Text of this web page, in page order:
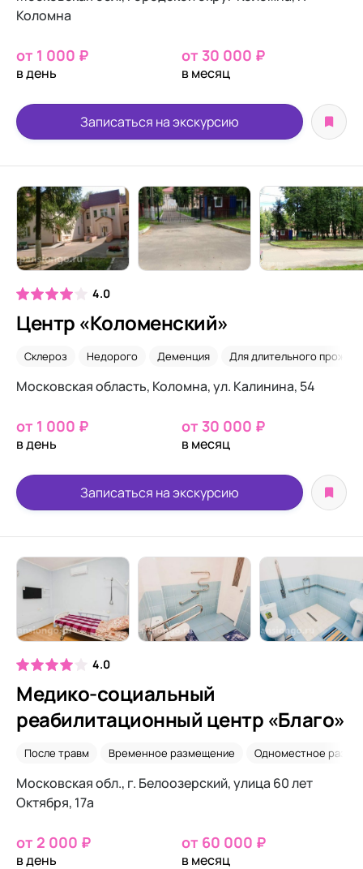
Коломна
от 1 000 ₽
в день
от 30 000 ₽
в месяц
Записаться на экскурсию
4.0
Центр «Коломенский»
Склероз Недорого Деменция Для длительного
Московская область​, Коломна, ул. Калинина, 54​
от 1 000 ₽
в день
от 30 000 ₽
в месяц
Записаться на экскурсию
4.0
Медико-социальный
реабилитационный центр «Благо»
После травм Временное размещение Одноместное
Московская обл., г. Белоозерский, улица 60 лет
Октября, 17а
от 2 000 ₽
в день
от 60 000 ₽
в месяц